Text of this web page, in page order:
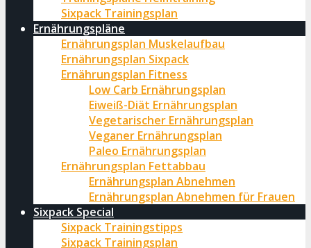
Sixpack Trainingsplan
Ernährungspläne
Ernährungsplan Muskelaufbau
Ernährungsplan Sixpack
Ernährungsplan Fitness
Low Carb Ernährungsplan
Eiweiß-Diät Ernährungsplan
Vegetarischer Ernährungsplan
Veganer Ernährungsplan
Paleo Ernährungsplan
Ernährungsplan Fettabbau
Ernährungsplan Abnehmen
Ernährungsplan Abnehmen für Frauen
Sixpack Special
Sixpack Trainingstipps
Sixpack Trainingsplan